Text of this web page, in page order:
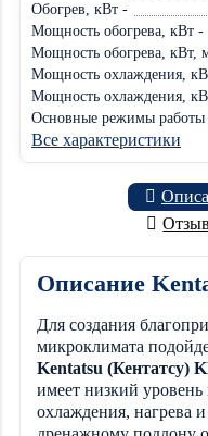
Обогрев, кВт -
Мощность обогрева, кВт -
Мощность обогрева, кВт,
Мощность охлаждения,
Мощность охлаждения,
Основные режимы работы
Все характеристики
Описание
Для создания
микроклимата
Kentatsu (Кентатсу)
имеет низкий
охлаждения, нагрева